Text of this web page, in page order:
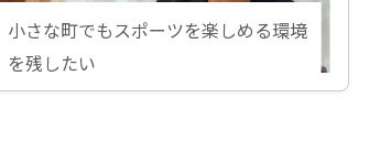
小さな町でもスポーツを楽しめる環境
を残したい